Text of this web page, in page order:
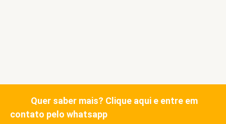
Quer saber mais? Clique aqui e entre em
contato pelo whatsapp